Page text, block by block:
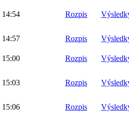
14:54 Rozpis
14:57 Rozpis
15:00 Rozpis
15:03 Rozpis
15:06 Rozpis